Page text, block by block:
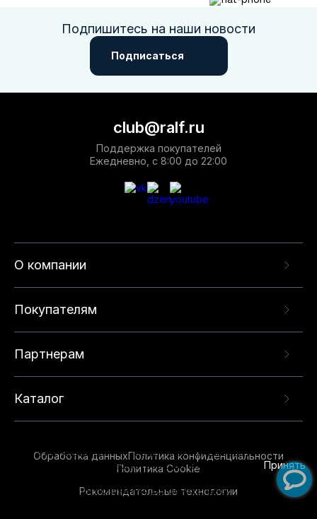
Подпишитесь на наши новости
Подписаться
О компании
Покупателям
Партнерам
Каталог
club@ralf.ru
Поддержка покупателей
Ежедневно, с 8:00 до 22:00
Обработка данныхПолитика конфиденциальности
Политика Cookie
Рекомендательные технологии
опыта на нашем сайте. Продолжая использовать
данный сайт, вы соглашаетесь с использованием
технологий. Для получения дополнительной
Принять